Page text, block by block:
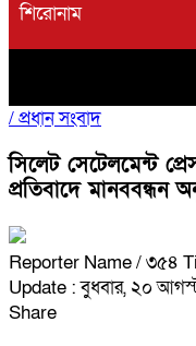
শিরোনাম
/প্রধান সংবাদ
‎সিলেট সেটেলমেন্ট
প্রতিবাদে মানববন্ধন
Reporter Name/ ৩৫৪
Update : বুধবার, ২০
Share